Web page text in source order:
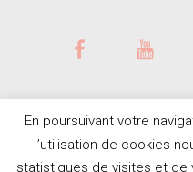
En poursuivant votre
l’utilisation de cookies
statistiques de visites et de